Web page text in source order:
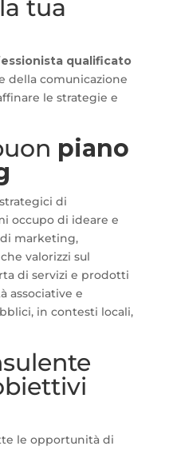
tua
qualificato
della comunicazione
le strategie e
piano
di
occupo di ideare e
marketing,
valorizzi sul
di servizi e prodotti
associative e
in contesti locali,
le opportunità di